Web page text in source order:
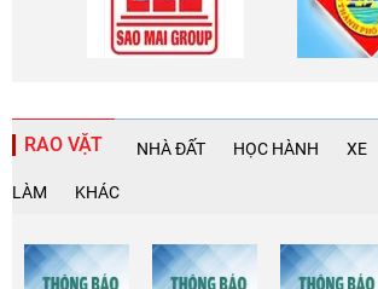
RAO VẶT NHÀ ĐẤT HỌC HÀNH XE
LÀM KHÁC